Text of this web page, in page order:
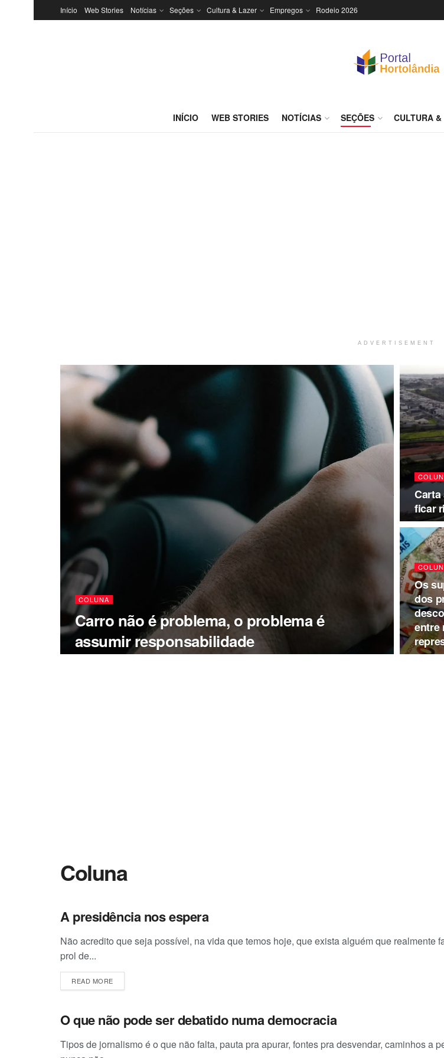
Início Web Stories Notícias Seções Cultura & Lazer Empregos Rodeio 2026
INÍCIO WEB STORIES NOTÍCIAS SEÇÕES CULTURA
ADVERTISEMENT
COLUNA
Carro não é problema, o problema é
assumir responsabilidade
ficar
Os
dos
entre
Coluna
COLUNA
A presidência nos espera
Não acredito que seja possível, na vida que temos hoje, que exista alguém que realmente
prol de...
READ MOREDETAILS
COLUNA
O que não pode ser debatido numa democracia
Tipos de jornalismo é o que não falta, pauta pra apurar, fontes pra desvendar, caminhos a